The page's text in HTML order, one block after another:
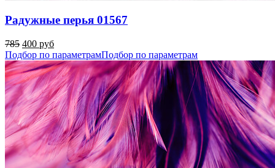
Радужные перья 01567
785 400 руб
Подбор по параметрамПодбор по параметрам